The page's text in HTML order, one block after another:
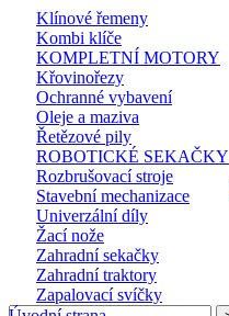
Klínové řemeny
Kombi klíče
KOMPLETNÍ MOTORY
Křovinořezy
Ochranné vybavení
Oleje a maziva
Řetězové pily
ROBOTICKÉ SEKAČKY
Rozbrušovací stroje
Stavební mechanizace
Univerzální díly
Žací nože
Zahradní sekačky
Zahradní traktory
Zapalovací svíčky